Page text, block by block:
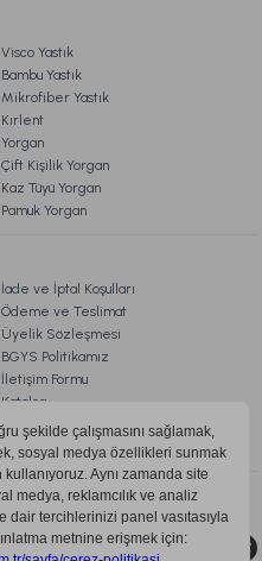
Visco Yastık
Bambu Yastık
Mikrofiber Yastık
Kırlent
Yorgan
Çift Kişilik Yorgan
Kaz Tüyü Yorgan
Pamuk Yorgan
İade ve İptal Koşulları
Ödeme ve Teslimat
Üyelik Sözleşmesi
BGYS Politikamız
İletişim Formu
Katalog
Çerez Politikası
Bizi Takip Edin